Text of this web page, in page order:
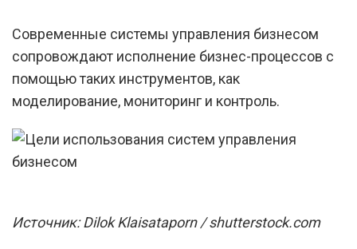
Современные системы управления бизнесом
сопровождают исполнение бизнес-процессов с
помощью таких инструментов, как
моделирование, мониторинг и контроль.
Источник: Dilok Klaisataporn / shutterstock.com